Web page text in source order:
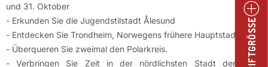
und 31. Oktober
- Erkunden Sie die Jugendstilstadt Ålesund
- Entdecken Sie Trondheim, Norwegens frühere Hauptstadt.
- Überqueren Sie zweimal den Polarkreis.
- Verbringen Sie Zeit in der nördlichsten Stadt der Welt,